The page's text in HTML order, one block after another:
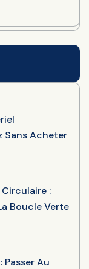
Sans Acheter
:
Boucle Verte
Passer Au